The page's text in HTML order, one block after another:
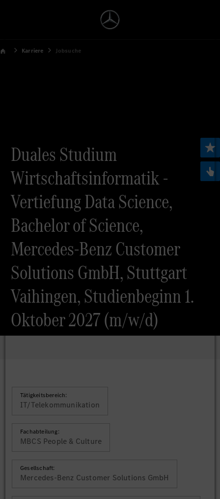
Karriere Jobsuche
Duales Studium
Wirtschaftsinformatik -
Vertiefung Data Science,
Bachelor of Science,
Mercedes-Benz Customer
Solutions GmbH, Stuttgart
Vaihingen, Studienbeginn 1.
Oktober 2027 (m/w/d)
Tätigkeitsbereich:
IT/Telekommunikation
Fachabteilung:
MBCS People & Culture
Gesellschaft:
Mercedes-Benz Customer Solutions GmbH